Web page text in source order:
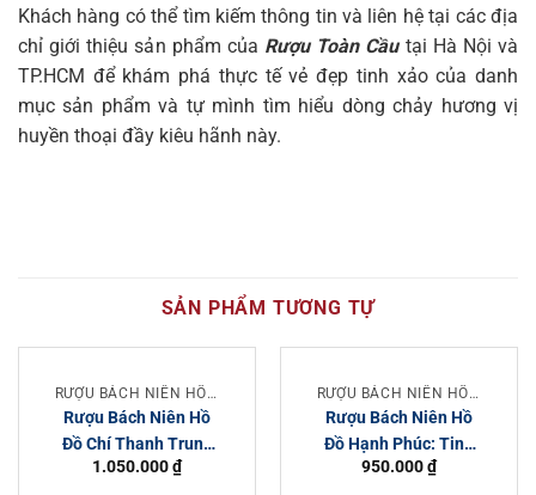
Khách hàng có thể tìm kiếm thông tin và liên hệ tại các địa
chỉ giới thiệu sản phẩm của Rượu Toàn Cầutại Hà Nội và
TP.HCM để khám phá thực tế vẻ đẹp tinh xảo của danh
mục sản phẩm và tự mình tìm hiểu dòng chảy hương vị
huyền thoại đầy kiêu hãnh này.
SẢN PHẨM TƯƠNG TỰ
RƯỢU BÁCH NIÊN HỒ ĐỒ
Rượu Bách Niên Hồ
Đồ Chí Thanh Trung
Quốc 500ml
1.050.000₫
RƯỢU BÁCH NIÊN HỒ ĐỒ
Rượu Bách Niên Hồ
Đồ Hạnh Phúc: Tinh
Hoa Rượu Truyền
950.000₫